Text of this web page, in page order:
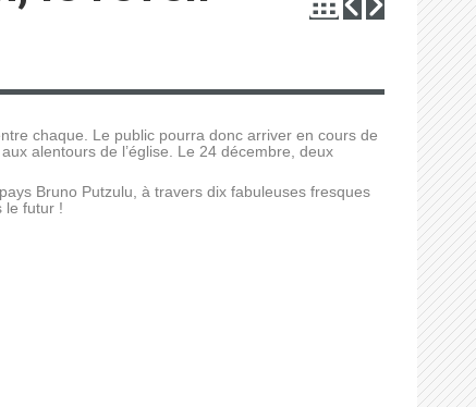
chaque. Le public pourra donc arriver en cours de
alentours de l’église. Le 24 décembre, deux
Bruno Putzulu, à travers dix fabuleuses fresques
le futur !
Lecteur
vidéo